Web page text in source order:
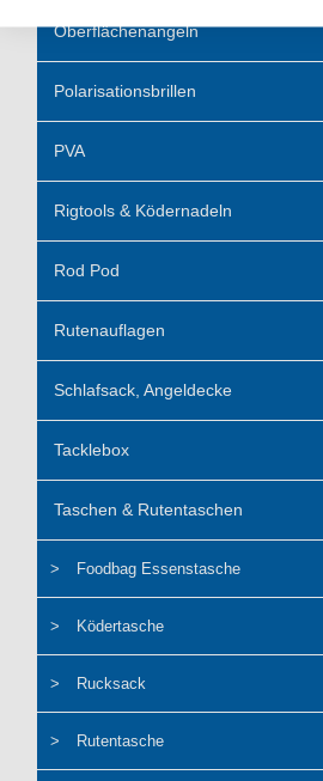
Oberflächenangeln
Polarisationsbrillen
PVA
Rigtools & Ködernadeln
Rod Pod
Rutenauflagen
Schlafsack, Angeldecke
Tacklebox
Taschen & Rutentaschen
Foodbag Essenstasche
Ködertasche
Rucksack
Rutentasche